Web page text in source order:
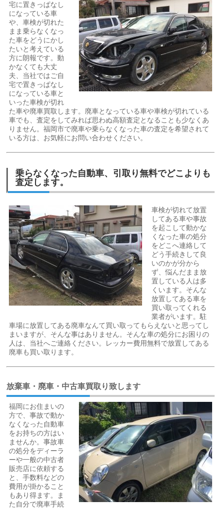
宅に置きっぱなし
になっている車
や、車検が切れた
まま乗らなくなっ
た車をどうにかし
たいと考えている
方に朗報です。動
かなくても大丈
夫、当社ではご自
宅で置きっぱなし
になっている車と
いった車検が切れ
た車や廃車買取します。廃車となっている車や車検が切れている
車でも、査定をしてみれば思わぬ高額査定となることも少なくあ
りません。福岡市で廃車や乗らなくなった車の査定を希望されて
いる方は、お気軽にお問い合わせください。
乗らなくなった自動車、引取り無料でどこよりも
査定します。
車検が切れて放置
してある車や事故
を起こして動かな
くなった車の処分
をどこへ連絡して
どう手続きして良
いのかが分から
ず、悩んだまま放
置している人は多
くいます。そんな
放置してある車を
買い取ってくれる
業者がいます。駐
車場に放置してある廃車なんて買い取ってもらえないと思ってし
まいますが、そんな事はありません。そんな車の処分にお困りの
人は、当社へご連絡ください。レッカー費用無料で放置してある
廃車も買い取ります。
放棄車・廃車・中古車買取り致します
福岡にお住まいの
方で、事故で動か
なくなった自動車
をお持ちの方はい
ませんか。事故車
の処分をディーラ
ーや一般の中古者
販売店に依頼する
と、手数料などの
費用が掛かること
もあり得ます。ま
た自分で廃車手続